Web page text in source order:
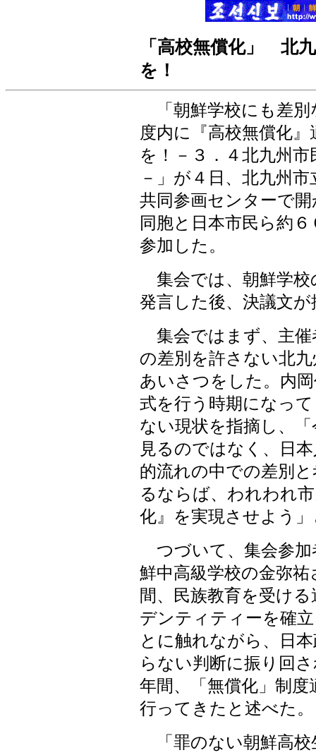
「高校無償化」 北
を！
「朝鮮学校にも差別
度内に『高校無償化』
を！－３．４北九州市
－」が４日、北九州市
共同参画センターで
同胞と日本市民ら約６
参加した。
集会では、朝鮮学校
発言した後、決議文
集会ではまず、主催
の差別を許さない北
あいさつをした。内
式を行う時期になっ
ない現状を指摘し、
見るのではなく、日
的流れの中での差別
るならば、われわれ
化』を実現させよう
つづいて、集会参加
鮮中高級学校の金弥
間、民族教育を受け
デンティティーを確
とに触れながら、日
らない判断に振り回
年間、「無償化」制
行ってきたと述べた。
「罪のない朝鮮高校